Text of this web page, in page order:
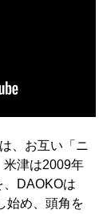
、お互い「ニ
米津は2009年
、DAOKOは
始め、頭角を